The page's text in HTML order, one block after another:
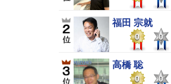
福田 宗就
0 0
高橋 聡
0 0